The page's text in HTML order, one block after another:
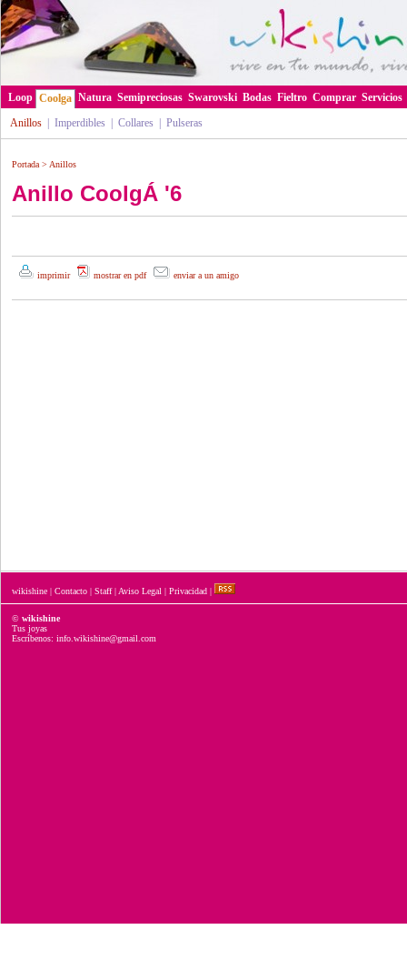
Loop Coolga Natura Semipreciosas Swarovski Bodas Fieltro Comprar Servicios
Anillos
Imperdibles Collares Pulseras
Portada > Anillos
Anillo CoolgÁ '6
imprimir mostrar en pdf enviar a un amigo
wikishine | Contacto | Staff| Aviso Legal | Privacidad |
© wikishine
Tus joyas
Escríbenos: info.wikishine@gmail.com